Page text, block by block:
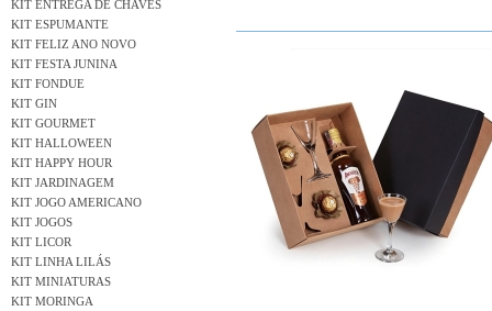
KIT ENTREGA DE CHAVES
KIT ESPUMANTE
KIT FELIZ ANO NOVO
KIT FESTA JUNINA
KIT FONDUE
KIT GIN
KIT GOURMET
KIT HALLOWEEN
KIT HAPPY HOUR
KIT JARDINAGEM
KIT JOGO AMERICANO
KIT JOGOS
KIT LICOR
KIT LINHA LILÁS
KIT MINIATURAS
KIT MORINGA